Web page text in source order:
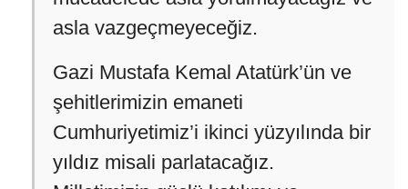
asla vazgeçmeyeceğiz.
Gazi Mustafa Kemal Atatürk’ün ve
şehitlerimizin emaneti
Cumhuriyetimiz’i ikinci yüzyılında bir
yıldız misali parlatacağız.